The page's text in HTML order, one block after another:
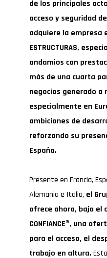
de los principales
acceso y seguridad
adquiere la empresa
ESTRUCTURAS,
andamios con
más de una cuarta
negocios generado a
especialmente en
ambiciones de
reforzando su
España.
Presente en Francia,
Alemania e Italia, el
ofrece ahora, bajo el
CONFIANCE®, una
para el acceso, el
trabajo en altura.